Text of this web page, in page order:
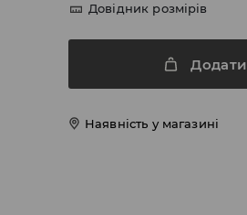
Довідник розмірів
Додати
Наявність у магазині